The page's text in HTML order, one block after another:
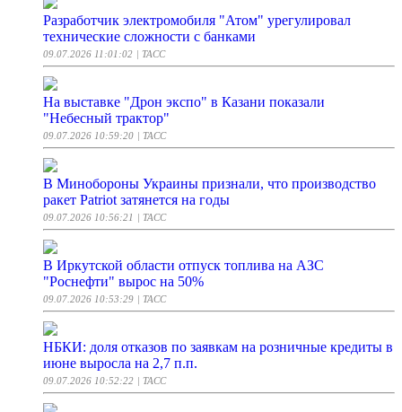
Разработчик электромобиля "Атом" урегулировал
технические сложности с банками
09.07.2026 11:01:02 | ТАСС
На выставке "Дрон экспо" в Казани показали
"Небесный трактор"
09.07.2026 10:59:20 | ТАСС
В Минобороны Украины признали, что производство
ракет Patriot затянется на годы
09.07.2026 10:56:21 | ТАСС
В Иркутской области отпуск топлива на АЗС
"Роснефти" вырос на 50%
09.07.2026 10:53:29 | ТАСС
НБКИ: доля отказов по заявкам на розничные кредиты в
июне выросла на 2,7 п.п.
09.07.2026 10:52:22 | ТАСС